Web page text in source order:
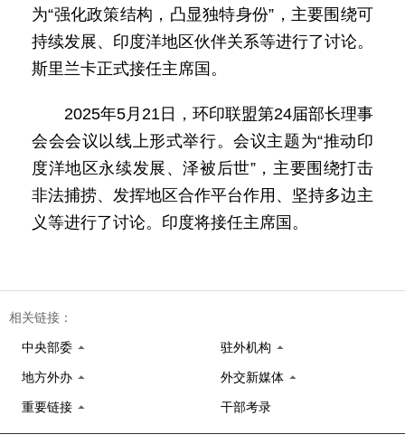
为“强化政策结构，凸显独特身份”，主要围绕可
持续发展、印度洋地区伙伴关系等进行了讨论。
斯里兰卡正式接任主席国。
2025年5月21日，环印联盟第24届部长理事
会会会议以线上形式举行。会议主题为“推动印
度洋地区永续发展、泽被后世”，主要围绕打击
非法捕捞、发挥地区合作平台作用、坚持多边主
义等进行了讨论。印度将接任主席国。
相关链接：
中央部委 驻外机构
地方外办 外交新媒体
重要链接 干部考录